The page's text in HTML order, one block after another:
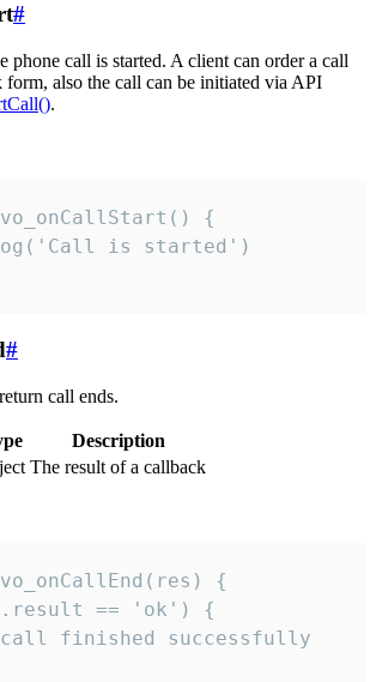
#
phone call is started. A client can order a call
form, also the call can be initiated via API
.
{
is started')
#
call ends.
Description
The result of a callback
{
== 'ok') {
finished successfully